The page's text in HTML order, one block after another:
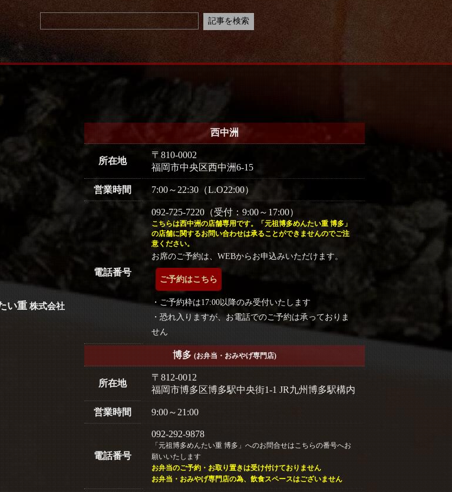
い重株式会社
西中洲
所在地
〒810-0002
福岡市中央区西中洲6-15
営業時間 7:00～22:30（L.O22:00）
電話番号
092-725-7220（受付：9:00～17:00）
こちらは西中洲の店舗専用です。「元祖博多めんたい重 博多」
の店舗に関するお問い合わせは承ることができませんのでご注
意ください。
お席のご予約は、WEBからお申込みいただけます。
ご予約はこちら
・ご予約枠は17:00以降のみ受付いたします
・恐れ入りますが、お電話でのご予約は承っておりま
せん
博多(お弁当・おみやげ専門店)
所在地
〒812-0012
福岡市博多区博多駅中央街1-1 JR九州博多駅構内
営業時間 9:00～21:00
電話番号
092-292-9878
「元祖博多めんたい重 博多」へのお問合せはこちらの番号へお
願いいたします
お弁当のご予約・お取り置きは受け付けておりません
お弁当・おみやげ専門店の為、飲食スペースはございません